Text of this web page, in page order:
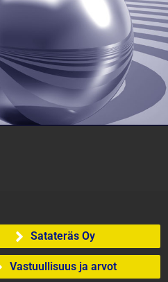
Satateräs Oy
Vastuullisuus ja arvot